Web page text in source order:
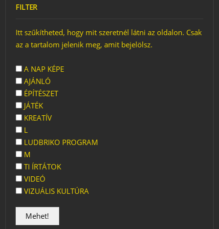
FILTER
Itt szűkítheted, hogy mit szeretnél látni az oldalon. Csak
az a tartalom jelenik meg, amit bejelölsz.
A NAP KÉPE
AJÁNLÓ
ÉPÍTÉSZET
JÁTÉK
KREATÍV
L
LUDBRIKO PROGRAM
M
TI ÍRTÁTOK
VIDEÓ
VIZUÁLIS KULTÚRA